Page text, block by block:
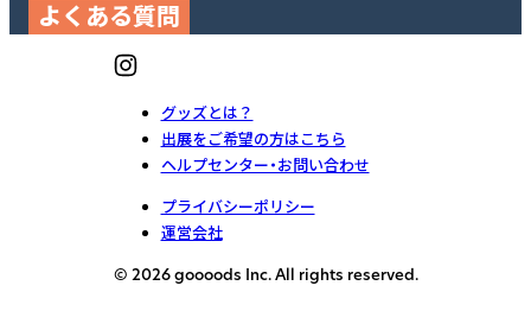
よくある質問
グッズとは？
出展をご希望の方はこちら
ヘルプセンター・お問い合わせ
プライバシーポリシー
運営会社
© 2026 goooods Inc. All rights reserved.